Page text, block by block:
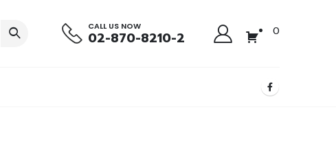
CALL US NOW
02-870-8210-2 0